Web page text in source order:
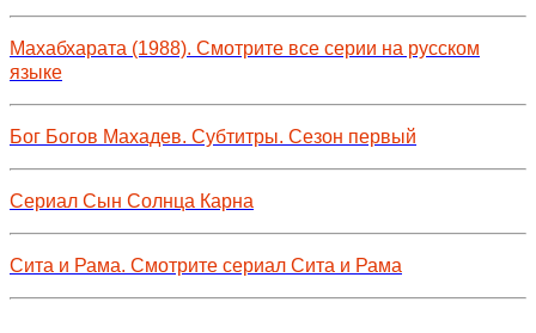
Махабхарата (1988). Смотрите все серии на русском
языке
Бог Богов Махадев. Субтитры. Сезон первый
Сериал Сын Солнца Карна
Сита и Рама. Смотрите сериал Сита и Рама